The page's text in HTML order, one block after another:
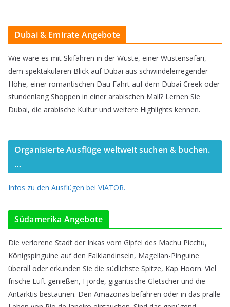
R
g
i
o
n
Dubai & Emirate Angebote
Wie wäre es mit Skifahren in der Wüste, einer Wüstensafari,
dem spektakulären Blick auf Dubai aus schwindelerregender
Höhe, einer romantischen Dau Fahrt auf dem Dubai Creek oder
stundenlang Shoppen in einer arabischen Mall? Lernen Sie
Dubai, die arabische Kultur und weitere Highlights kennen.
Organisierte Ausflüge weltweit suchen & buchen.
…
Infos zu den Ausflügen bei VIATOR.
Südamerika Angebote
Die verlorene Stadt der Inkas vom Gipfel des Machu Picchu,
Königspinguine auf den Falklandinseln, Magellan-Pinguine
überall oder erkunden Sie die südlichste Spitze, Kap Hoorn. Viel
frische Luft genießen, Fjorde, gigantische Gletscher und die
Antarktis bestaunen. Den Amazonas befahren oder in das pralle